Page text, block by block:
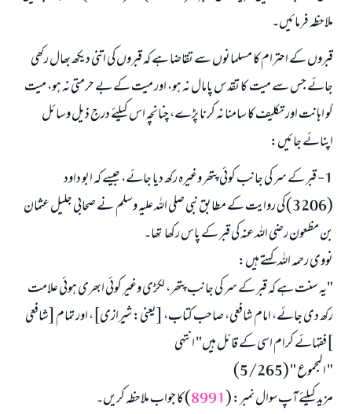
ملاحظہ فرمائیں۔
قبروں کے احترام کا مسلمانوں سے تقاضا ہے کہ قبروں کی اتنی دیکھ بھال رکھی
جائے جس سے میت کا تقدس پامال نہ ہو، اور میت کے بے حرمتی نہ ہو، میت
کو اہانت اور تکلیف کا سامنا نہ کرنا پڑے، چنانچہ اس کیلئے درج ذیل وسائل
اپنائے جائیں:
1- قبر کے سر کی جانب کوئی پتھر وغیرہ رکھ دیا جائے، جیسے کہ ابو داود
(3206) کی روایت کے مطابق نبی صلی اللہ علیہ وسلم نے صحابی جلیل عثمان
بن مظعون رضی اللہ عنہ کی قبر کے پاس رکھا تھا۔
نووی رحمہ اللہ کہتے ہیں:
"یہ سنت ہے کہ قبر کے سر کی جانب پتھر، لکڑی وغیر کوئی ابھری ہوئی علامت
رکھ دی جائے، امام شافعی، صاحب کتاب، [یعنی: شیرازی]، اور تمام [شافعی
]فقہائے کرام اسی کے قائل ہیں" انتہی
" المجموع " (5/265)
مزید کیلئے آپ سوال نمبر: (8991) کا جواب ملاحظہ کریں۔